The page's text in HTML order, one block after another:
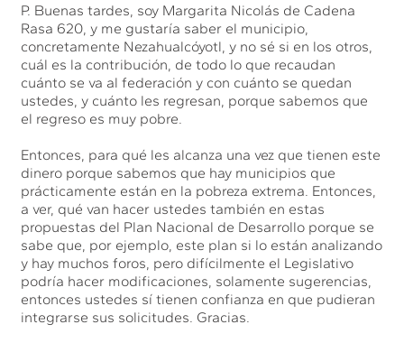
P. Buenas tardes, soy Margarita Nicolás de Cadena
Rasa 620, y me gustaría saber el municipio,
concretamente Nezahualcóyotl, y no sé si en los otros,
cuál es la contribución, de todo lo que recaudan
cuánto se va al federación y con cuánto se quedan
ustedes, y cuánto les regresan, porque sabemos que
el regreso es muy pobre.
Entonces, para qué les alcanza una vez que tienen este
dinero porque sabemos que hay municipios que
prácticamente están en la pobreza extrema. Entonces,
a ver, qué van hacer ustedes también en estas
propuestas del Plan Nacional de Desarrollo porque se
sabe que, por ejemplo, este plan si lo están analizando
y hay muchos foros, pero difícilmente el Legislativo
podría hacer modificaciones, solamente sugerencias,
entonces ustedes sí tienen confianza en que pudieran
integrarse sus solicitudes. Gracias.